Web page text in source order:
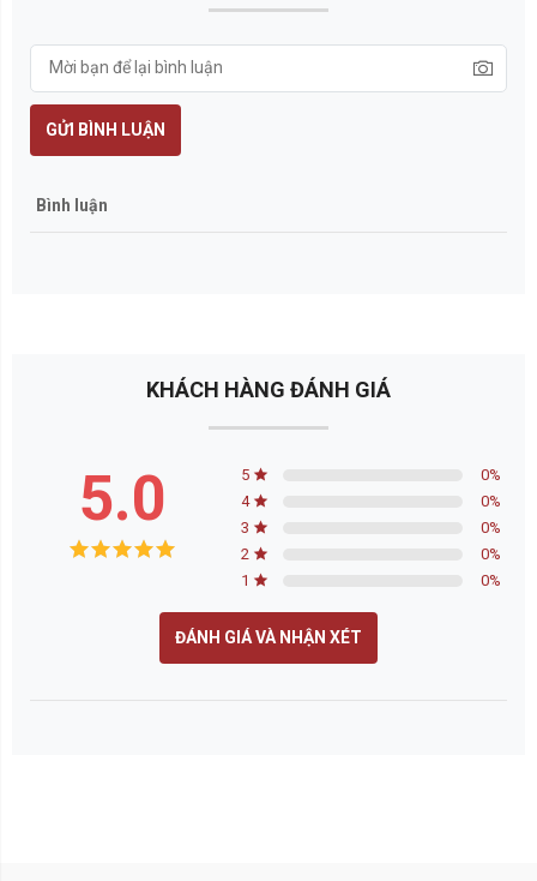
GỬI BÌNH LUẬN
Bình luận
KHÁCH HÀNG ĐÁNH GIÁ
5.0 5 0%
4
0%
3
0%
2
0%
1
0%
ĐÁNH GIÁ VÀ NHẬN XÉT